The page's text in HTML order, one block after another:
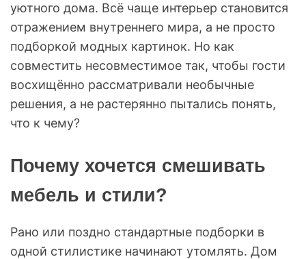
уютного дома. Всё чаще интерьер становится
отражением внутреннего мира, а не просто
подборкой модных картинок. Но как
совместить несовместимое так, чтобы гости
восхищённо рассматривали необычные
решения, а не растерянно пытались понять,
что к чему?
Почему хочется смешивать
мебель и стили?
Рано или поздно стандартные подборки в
одной стилистике начинают утомлять. Дом